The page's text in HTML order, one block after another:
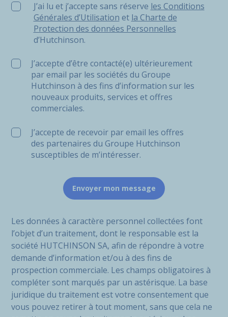
J’ai lu et j’accepte sans réserve les Conditions
J’ai lu et j’accepte sans réserve les Conditions
Générales d’Utilisation et la Charte de
Protection des données Personnelles
d’Hutchinson.
J’accepte d’être contacté(e) ultérieurement
par email par les sociétés du Groupe
Hutchinson à des fins d’information sur les
nouveaux produits, services et offres
commerciales.
J’accepte de recevoir par email les offres
des partenaires du Groupe Hutchinson
susceptibles de m’intéresser.
Les données à caractère personnel collectées font
l’objet d’un traitement, dont le responsable est la
société HUTCHINSON SA, afin de répondre à votre
demande d’information et/ou à des fins de
prospection commerciale. Les champs obligatoires à
compléter sont marqués par un astérisque. La base
juridique du traitement est votre consentement que
vous pouvez retirer à tout moment, sans que cela ne